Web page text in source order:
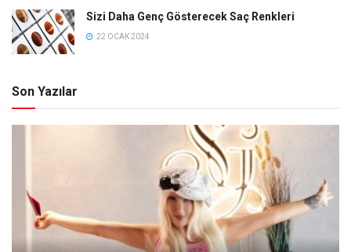
Sizi Daha Genç Gösterecek Saç Renkleri
22 OCAK 2024
Son Yazılar